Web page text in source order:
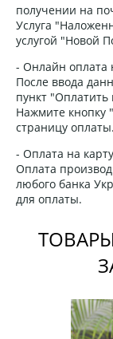
получении на
Услуга
услугой "Новой
- Онлайн оплата
После ввода
пункт
Нажмите кнопку
страницу оплаты.
- Оплата на
Оплата
любого банка
для оплаты.